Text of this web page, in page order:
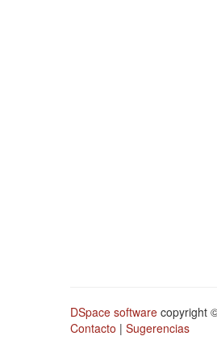
DSpace software copyright
Contacto | Sugerencias